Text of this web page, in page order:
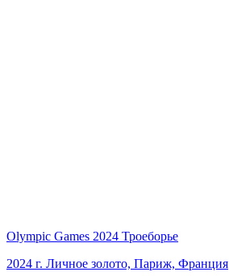
Olympic Games 2024 Троеборье
2024 г. Личное золото, Париж, Франция